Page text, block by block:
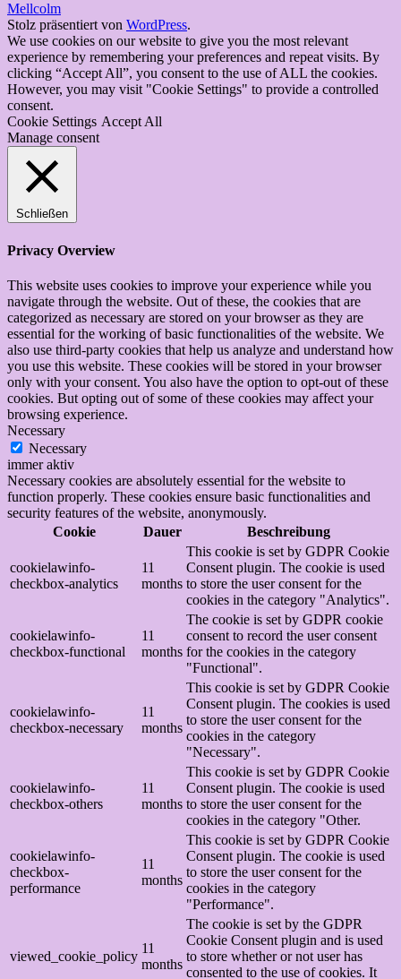
Mellcolm
Stolz präsentiert von WordPress.
We use cookies on our website to give you the most relevant
experience by remembering your preferences and repeat visits. By
clicking “Accept All”, you consent to the use of ALL the cookies.
However, you may visit "Cookie Settings" to provide a controlled
consent.
Cookie Settings Accept All
Manage consent
Schließen
Privacy Overview
This website uses cookies to improve your experience while you
navigate through the website. Out of these, the cookies that are
categorized as necessary are stored on your browser as they are
essential for the working of basic functionalities of the website. We
also use third-party cookies that help us analyze and understand how
you use this website. These cookies will be stored in your browser
only with your consent. You also have the option to opt-out of these
cookies. But opting out of some of these cookies may affect your
browsing experience.
Necessary
Necessary
immer aktiv
Necessary cookies are absolutely essential for the website to
function properly. These cookies ensure basic functionalities and
security features of the website, anonymously.
Cookie
Dauer Beschreibung
cookielawinfo-
checkbox-analytics
11
months
This cookie is set by GDPR Cookie
Consent plugin. The cookie is used
to store the user consent for the
cookies in the category "Analytics".
cookielawinfo-
checkbox-functional
11
months
The cookie is set by GDPR cookie
consent to record the user consent
for the cookies in the category
"Functional".
cookielawinfo-
checkbox-necessary
11
months
This cookie is set by GDPR Cookie
Consent plugin. The cookies is used
to store the user consent for the
cookies in the category
"Necessary".
cookielawinfo-
checkbox-others
11
months
This cookie is set by GDPR Cookie
Consent plugin. The cookie is used
to store the user consent for the
cookies in the category "Other.
cookielawinfo-
checkbox-
performance
11
months
This cookie is set by GDPR Cookie
Consent plugin. The cookie is used
to store the user consent for the
cookies in the category
"Performance".
viewed_cookie_policy
11
months
The cookie is set by the GDPR
Cookie Consent plugin and is used
to store whether or not user has
consented to the use of cookies. It